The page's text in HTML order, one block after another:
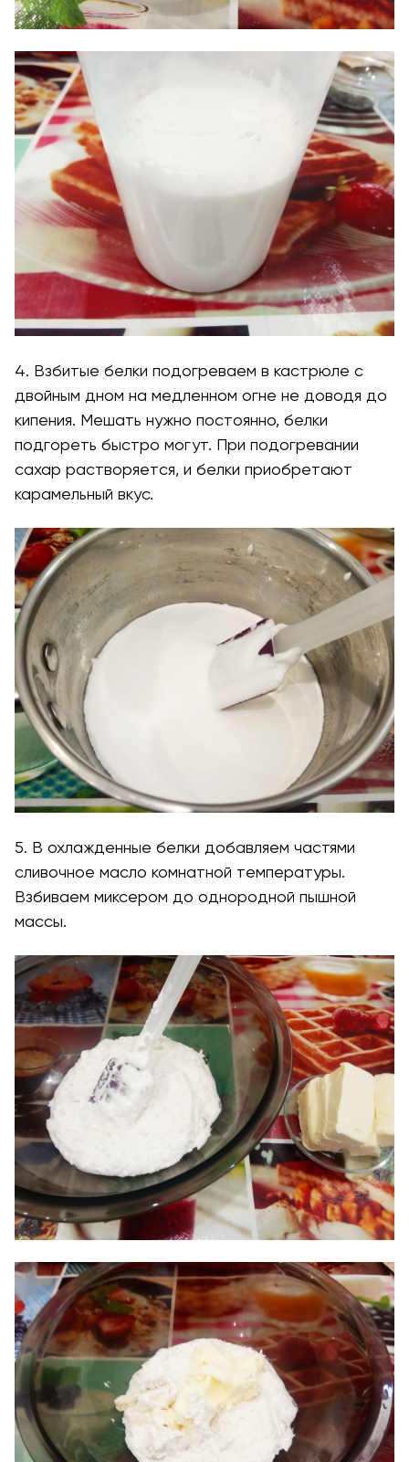
4. Взбитые белки подогреваем в кастрюле с
двойным дном на медленном огне не доводя до
кипения. Мешать нужно постоянно, белки
подгореть быстро могут. При подогревании
сахар растворяется, и белки приобретают
карамельный вкус.
5. В охлажденные белки добавляем частями
сливочное масло комнатной температуры.
Взбиваем миксером до однородной пышной
массы.